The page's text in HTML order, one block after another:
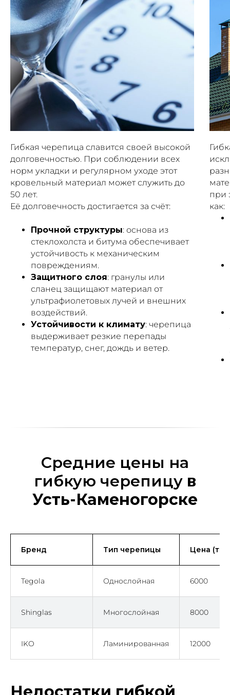
Гибкая черепица славится своей высокой
долговечностью. При соблюдении всех
норм укладки и регулярном уходе этот
кровельный материал может служить до
50 лет.
Её долговечность достигается за счёт:
Прочной структуры: основа из
стеклохолста и битума обеспечивает
устойчивость к механическим
повреждениям.
Защитного слоя: гранулы или
сланец защищают материал от
ультрафиолетовых лучей и внешних
воздействий.
Устойчивости к климату: черепица
выдерживает резкие перепады
температур, снег, дождь и ветер.
при
как:
Средние цены на
гибкую черепицу в
Усть-Каменогорске
Бренд Тип черепицы Цена
Tegola Однослойная 6000
Shinglas Многослойная 8000
IKO Ламинированная 12000